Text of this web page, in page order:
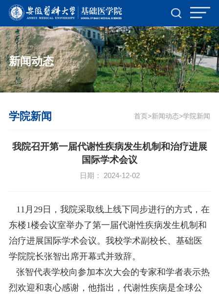
新闻动态
学院新闻 首页>新闻动态>学院新闻
我院召开第一届代谢性疾病发生机制和治疗进展
国际学术会议
日期： 2024-12-02
11月29日，我院采取线上线下同步进行的方式，在
东楼1楼会议室举办了第一届代谢性疾病发生机制和
治疗进展国际学术会议。我校学术副校长、基础医
学院院长张智出席开幕式并致辞。
张智代表学校向参加本次大会的专家和学者表示热
烈欢迎和衷心感谢，他指出，代谢性疾病是全球公